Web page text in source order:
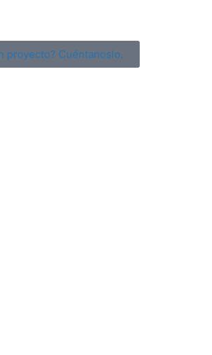
proyecto? Cuéntanoslo.